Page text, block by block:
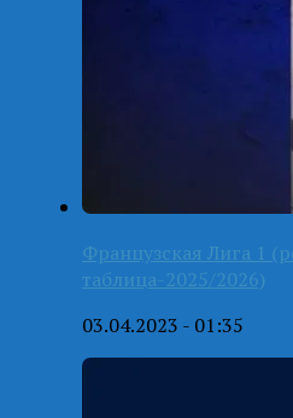
Французская Лига 1
таблица-2025/2026)
03.04.2023 - 01:35